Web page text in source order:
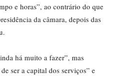
e horas”, ao contrário do que
da câmara, depois das
há muito a fazer”, mas
ser a capital dos serviços” e